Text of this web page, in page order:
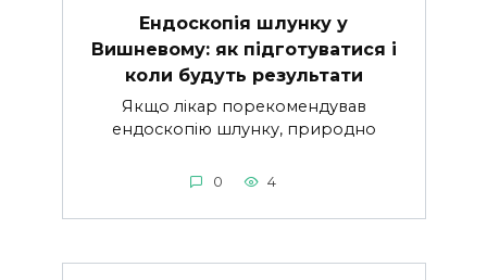
Ендоскопія шлунку у
Вишневому: як підготуватися і
коли будуть результати
Якщо лікар порекомендував
ендоскопію шлунку, природно
0 4